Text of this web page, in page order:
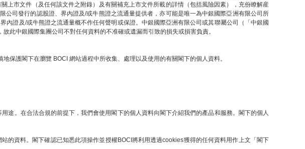
上市文件（及任何該文件之附錄）及有關補充上市文件所載的詳情（包括風險因素），充份瞭解産
司發行的認股證、界內證及/或牛熊證之流通量提供者，亦可能是唯一為中銀國際亞洲有限公司所
證及/或牛熊證之流通量概不作任何聲明或保證。中銀國際亞洲有限公司或其聯屬公司（「中銀國
此中銀國際集團公司不對任何資料的不准確或遺漏而引致的損失或損害負責。
保護閣下在瀏覽 BOCI 網站過程中所收集、處理以及使用的有關閣下的個人資料。
途。在合法合規的前提下，我們會使用閣下的個人資料向閣下介紹我們的產品和服務。閣下的個人
的資料。閣下確認已知悉此項操作並授權BOCI將利用透過cookies獲得的任何資料用作上文「閣下